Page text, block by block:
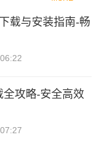
载与安装指南-畅
攻略-安全高效